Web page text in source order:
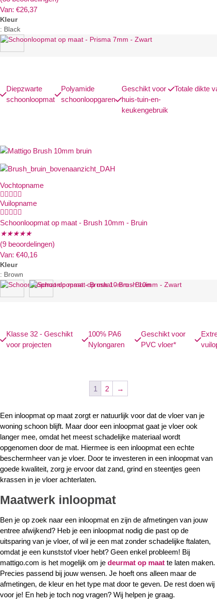
Van: €26,37
Kleur
: Black
Diepzwarte
schoonloopmat
Polyamide
schoonloopgaren
Geschikt voor
huis-tuin-en-
keukengebruik
Totale dikte
Vochtopname

Vuilopname

Schoonloopmat op maat - Brush 10mm - Bruin
★★★★★
(9 beoordelingen)
Van: €40,16
Kleur
: Brown
Klasse 32 - Geschikt
voor projecten
100% PA6
Nylongaren
Geschikt voor
PVC vloer*
1 2 →
Een inloopmat op maat zorgt er natuurlijk voor dat de vloer van je
woning schoon blijft. Maar door een inloopmat gaat je vloer ook
langer mee, omdat het meest schadelijke materiaal wordt
opgenomen door de mat. Hiermee is een inloopmat een echte
beschermheer van je vloer. Door te investeren in een inloopmat van
goede kwaliteit, zorg je ervoor dat zand, grind en steentjes geen
krassen in je vloer achterlaten.
Maatwerk inloopmat
Ben je op zoek naar een inloopmat en zijn de afmetingen van jouw
entree afwijkend? Heb je een inloopmat nodig die past op de
uitsparing van je vloer, of wil je een mat zonder schadelijke ftalaten,
omdat je een kunststof vloer hebt? Geen enkel probleem! Bij
mattigo.com is het mogelijk om je deurmat op maat te laten maken.
Precies passend bij jouw wensen. Je hoeft ons alleen maar de
afmetingen, de kleur en het type mat door te geven. De rest doen wij
voor je! En heb je toch nog vragen? Wij helpen je graag.